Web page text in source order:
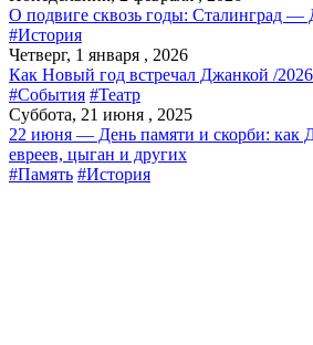
О подвиге сквозь годы: Сталинград —
#История
Четверг, 1 января , 2026
Как Новый год встречал Джанкой /2026
#События #Театр
Суббота, 21 июня , 2025
22 июня — День памяти и скорби: как
евреев, цыган и других
#Память #История